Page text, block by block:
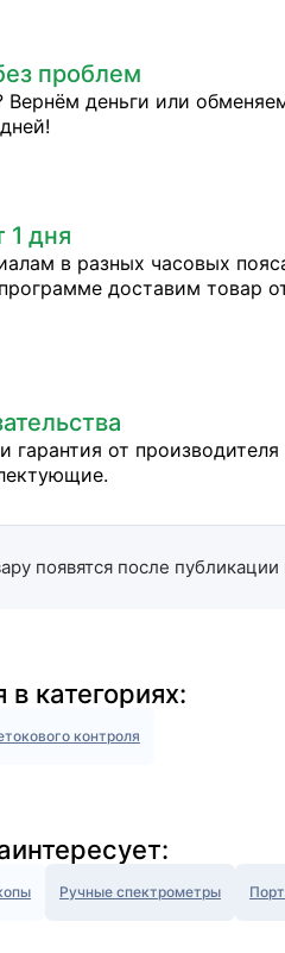
проблем
Вернём деньги или
1 дня
в разных часовых
доставим товар
от производителя
появятся после
в категориях:
контроля
Ручные спектрометры